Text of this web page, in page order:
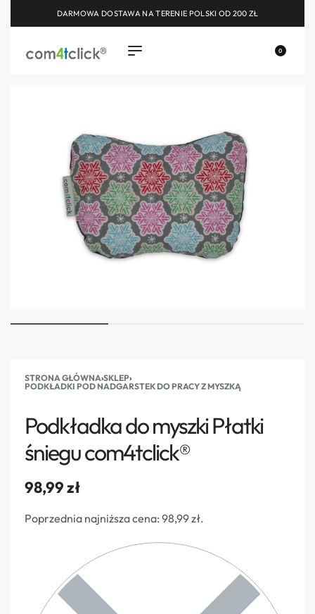
DARMOWA DOSTAWA NA TERENIE POLSKI OD 200 ZŁ
0
STRONA GŁÓWNA›SKLEP›
PODKŁADKI POD NADGARSTEK DO PRACY Z MYSZKĄ
Podkładka do myszki Płatki
śniegu com4tclick®
98,99zł
Poprzednia najniższa cena: 98,99zł.